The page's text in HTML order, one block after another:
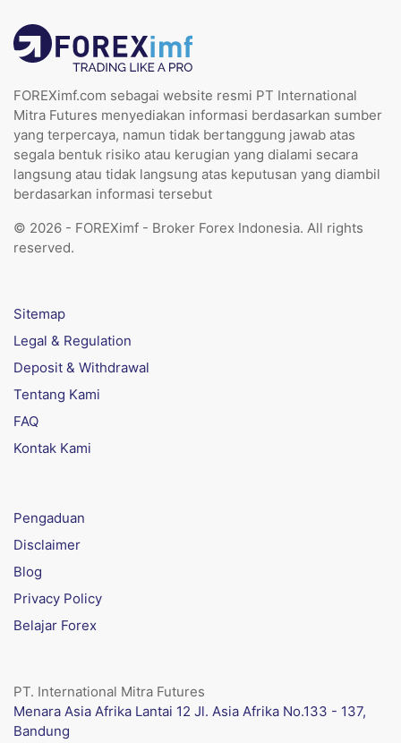
FOREXimf.com sebagai website resmi PT International
Mitra Futures menyediakan informasi berdasarkan sumber
yang terpercaya, namun tidak bertanggung jawab atas
segala bentuk risiko atau kerugian yang dialami secara
langsung atau tidak langsung atas keputusan yang diambil
berdasarkan informasi tersebut
© 2026 - FOREXimf - Broker Forex Indonesia. All rights
reserved.
Sitemap
Legal & Regulation
Deposit & Withdrawal
Tentang Kami
FAQ
Kontak Kami
Pengaduan
Disclaimer
Blog
Privacy Policy
Belajar Forex
PT. International Mitra Futures
Menara Asia Afrika Lantai 12 Jl. Asia Afrika No.133 - 137,
Bandung